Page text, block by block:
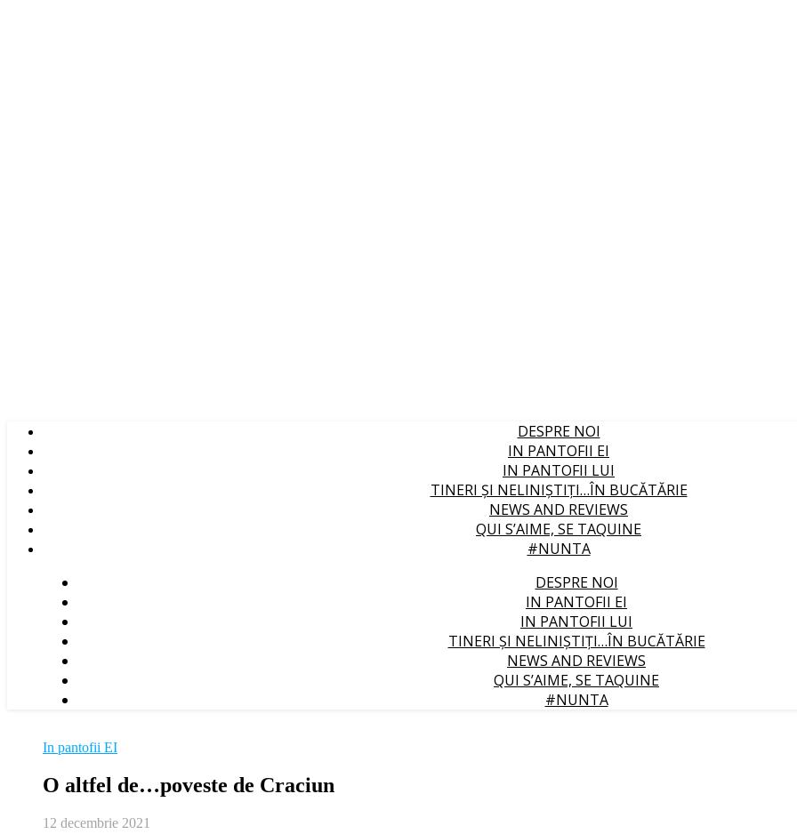
DESPRE NOI
IN PANTOFII EI
IN PANTOFII LUI
TINERI ȘI NELINIȘTIȚI…ÎN BUCĂTĂRIE
NEWS AND REVIEWS
QUI S’AIME, SE TAQUINE
#NUNTA
DESPRE NOI
IN PANTOFII EI
IN PANTOFII LUI
TINERI ȘI NELINIȘTIȚI…ÎN BUCĂTĂRIE
NEWS AND REVIEWS
QUI S’AIME, SE TAQUINE
#NUNTA
In pantofii EI
O altfel de…poveste de Craciun
12 decembrie 2021